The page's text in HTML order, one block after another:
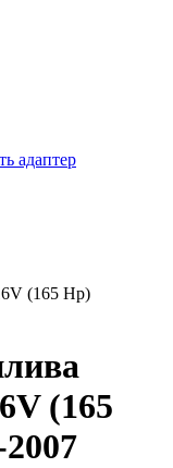
адаптер
(165 Hp)
(165